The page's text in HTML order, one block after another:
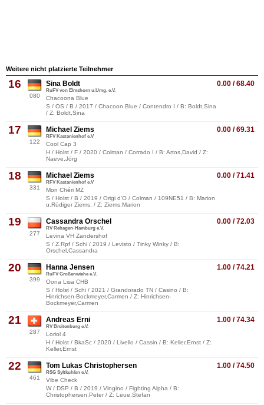
Weitere nicht platzierte Teilnehmer
16
080
0.00 / 68.40
Sina Boldt
RuFV von Elmshorn u.Umg. e.V.
Chacoona Blue
S / OS / B / 2017 / Chacoon Blue / Contendro I / B: Boldt,Sina
/ Z: Boldt,Sina
17
122
0.00 / 69.31
Michael Ziems
RFV Kastanienhof e.V
Cool Cap 3
H / Holst / F / 2020 / Colman / Corrado I / B: Artos,David / Z:
Naeve,Jörg
18
331
0.00 / 71.41
Michael Ziems
RFV Kastanienhof e.V
Mon Chéri MZ
S / Holst / B / 2019 / Origi d'O / Colman / 109NE51 / B: Marion
u.Rüdiger Ziems, / Z: Ziems,Marion
19
277
0.00 / 72.03
Cassandra Orschel
RV Rehagen-Hamburg e.V.
Levina VH Zandershof
S / Z.Rpf / Schi / 2019 / Levisto / Tinky Winky / B:
Orschel,Cassandra
20
399
1.00 / 74.21
Hanna Jensen
RuFV Großenwiehe e.V.
Oona Lisa CHB
S / Holst / Schi / 2021 / Grandorado TN / Casino / B:
Hinrichsen-Bockmeyer,Carmen / Z: Hinrichsen-
Bockmeyer,Carmen
21
287
1.00 / 74.34
Andreas Erni
RV Breitenburg e.V.
Loriol 4
H / Holst / BkaSc / 2020 / Livello / Cassin / B: Keller,Ernst / Z:
Keller,Ernst
22
461
1.00 / 74.50
Tom Lukas Christophersen
RSG Syltkuhlen e.V.
Vibe Check
W / DSP / B / 2019 / Vingino / Fighting Alpha / B:
Christophersen,Peter / Z: Leue,Stefan